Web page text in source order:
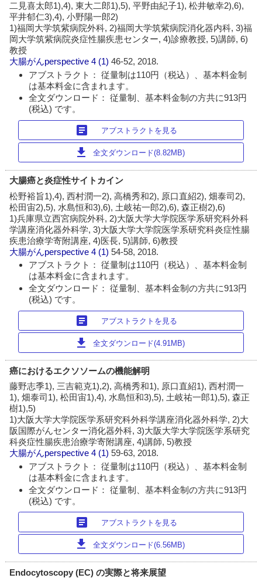
二見喜太郎1),4), 東大二郎1),5), 平野由紀子1), 松井敏幸2),6),
平井郁仁3),4), 小野陽一郎2)
1)福岡大学筑紫病院外科, 2)福岡大学筑紫病院消化器内科, 3)福
岡大学筑紫病院炎症性腸疾患センター, 4)診療教授, 5)講師, 6)
教授
大腸がんperspective 4 (1)46-52, 2018.
アブストラクト： 従量制は110円（税込）、基本料金制
は基本料金に含まれます。
全文ダウンロード： 従量制、基本料金制の方共に913円
(税込) です。
article アブストラクトを見る
download 全文ダウンロード(8.82MB)
大腸癌と炎症性サイトカイン
松野裕旨1),4), 西村潤一2), 高橋秀和2), 原口直紹2), 畑泰司2),
松田宙2),5), 水島恒和3),6), 土岐祐一郎2),6), 森正樹2),6)
1)兵庫県立西宮病院外科, 2)大阪大学大学院医学系研究科外科
学講座消化器外科学, 3)大阪大学大学院医学系研究科炎症性腸
疾患治療学寄附講座, 4)医長, 5)講師, 6)教授
大腸がんperspective 4 (1)54-58, 2018.
アブストラクト： 従量制は110円（税込）、基本料金制
は基本料金に含まれます。
全文ダウンロード： 従量制、基本料金制の方共に913円
(税込) です。
article アブストラクトを見る
download 全文ダウンロード(4.91MB)
癌におけるエクソソームの機能解明
藤野志季1), 三吉範克1),2), 高橋秀和1), 原口直紹1), 西村潤一
1), 畑泰司1), 松田宙1),4), 水島恒和3),5), 土岐祐一郎1),5), 森正
樹1),5)
1)大阪大学大学院医学系研究科外科学講座消化器外科学, 2)大
阪国際がんセンター消化器外科, 3)大阪大学大学院医学系研究
科炎症性腸疾患治療学寄附講座, 4)講師, 5)教授
大腸がんperspective 4 (1)59-63, 2018.
アブストラクト： 従量制は110円（税込）、基本料金制
は基本料金に含まれます。
全文ダウンロード： 従量制、基本料金制の方共に913円
(税込) です。
article アブストラクトを見る
download 全文ダウンロード(6.56MB)
Endocytoscopy (EC) の実際と将来展望